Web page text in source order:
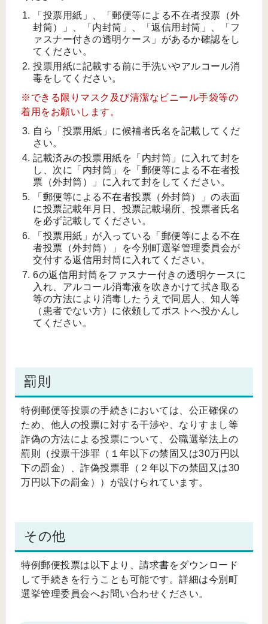
「投票用紙」、「郵便等による不在者投票（外
封筒）」、「内封筒」、「返信用封筒」、「フ
ァスナー付きの透明ケース」があるか確認をし
てください。
投票用紙に記載する前に手洗いやアルコール消
毒をしてください。
※できる限りマスク及び清潔なビニール手袋等の
着用をお願いします。
自ら「投票用紙」に候補者氏名を記載してくだ
さい。
記載済みの投票用紙を「内封筒」に入れて封を
し、次に「内封筒」を「郵便等による不在者投
票（外封筒）」に入れて封をしてください。
「郵便等による不在者投票（外封筒）」の表面
に投票記載年月日、投票記載場所、投票者氏名
を必ず記載してください。
「投票用紙」が入っている「郵便等による不在
者投票（外封筒）」を今別町選挙管理委員会が
交付する返信用封筒に入れてください。
6の返信用封筒をファスナー付きの透明ケースに
入れ、アルコール消毒液を吹きかけて拭き取る
等の方法により消毒したうえで同居人、知人等
（患者でない方）に依頼してポストへ投かんし
てください。
罰則
特例郵便等投票の手続きにおいては、公正確保の
ため、他人の投票に対する干渉や、なりすまし等
詐偽の方法による投票について、公職選挙法上の
罰則（投票干渉罪（１年以下の禁固又は30万円以
下の罰金）、詐偽投票罪（２年以下の禁固又は30
万円以下の罰金））が設けられています。
その他
特例郵便投票は以下より、請求書をダウンロード
して手続きを行うことも可能です。詳細は今別町
選挙管理委員会へお問い合わせください。